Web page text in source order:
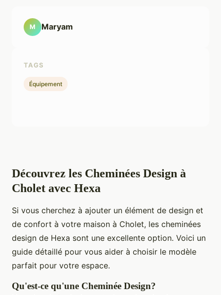
Découvrez les Cheminées Design à
Cholet avec Hexa
Si vous cherchez à ajouter un élément de design et
de confort à votre maison à Cholet, les cheminées
design de Hexa sont une excellente option. Voici un
guide détaillé pour vous aider à choisir le modèle
parfait pour votre espace.
Qu'est-ce qu'une Cheminée Design?
M Maryam
TAGS
Équipement